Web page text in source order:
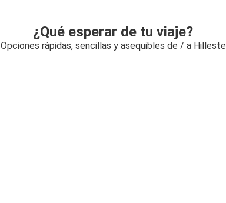
¿Qué esperar de tu viaje?
Opciones rápidas, sencillas y asequibles de / a Hilleste